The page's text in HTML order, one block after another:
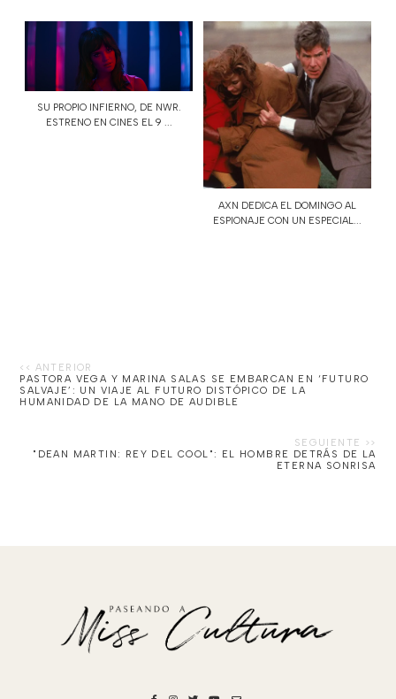
SU PROPIO INFIERNO, DE NWR.
ESTRENO EN CINES EL 9 ...
AXN DEDICA EL DOMINGO AL
ESPIONAJE CON UN ESPECIAL...
PASTORA VEGA Y MARINA SALAS SE EMBARCAN EN ‘FUTURO
SALVAJE’: UN VIAJE AL FUTURO DISTÓPICO DE LA
HUMANIDAD DE LA MANO DE AUDIBLE
"DEAN MARTIN: REY DEL COOL": EL HOMBRE DETRÁS DE LA
ETERNA SONRISA